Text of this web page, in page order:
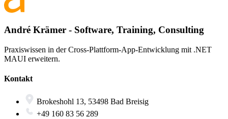
André Krämer - Software, Training, Consulting
Praxiswissen in der Cross-Plattform-App-Entwicklung mit .NET
MAUI erweitern.
Kontakt
Brokeshohl 13, 53498 Bad Breisig
+49 160 83 56 289